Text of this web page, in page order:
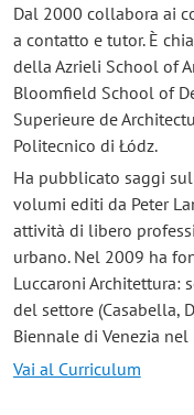
Dal 2000 collabora ai
a contatto e tutor. È
della Azrieli School of
Bloomfield School of
Superieure de
Politecnico di Łódz.
Ha pubblicato saggi
volumi editi da Peter
attività di libero
urbano. Nel 2009 ha
Luccaroni
del settore (Casabella,
Biennale di Venezia
Vai al Curriculum